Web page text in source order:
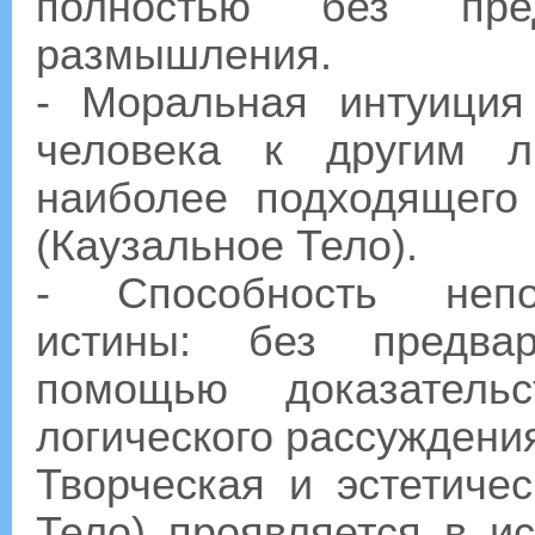
размышления.
- Моральная
человека к другим
наиболее
(Каузальное Тело).
- Способность
истины: без
помощью
логического
Творческая и